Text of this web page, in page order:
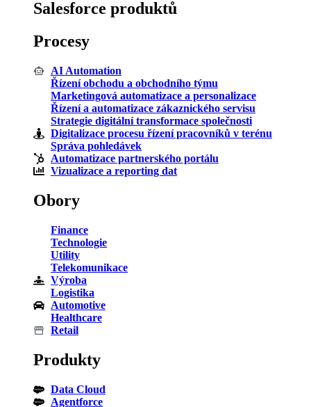
Salesforce produktů
Procesy
AI Automation
Řízení obchodu a obchodního týmu
Marketingová automatizace a personalizace
Řízení a automatizace zákaznického servisu
Strategie digitální transformace společnosti
Digitalizace procesu řízení pracovníků v terénu
Správa pohledávek
Automatizace partnerského portálu
Vizualizace a reporting dat
Obory
Finance
Technologie
Utility
Telekomunikace
Výroba
Logistika
Automotive
Healthcare
Retail
Produkty
Data Cloud
Agentforce